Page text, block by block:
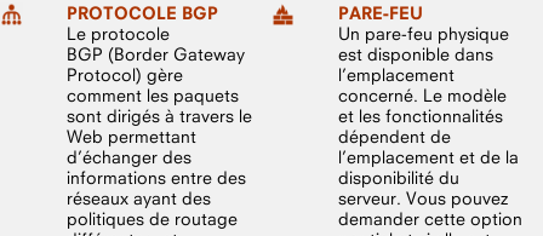
PROTOCOLE BGP
Le protocole
BGP (Border Gateway
Protocol) gère
comment les paquets
sont dirigés à travers le
Web permettant
d’échanger des
informations entre des
réseaux ayant des
politiques de routage
PARE-FEU
Un pare-feu physique
est disponible dans
l’emplacement
concerné. Le modèle
et les fonctionnalités
dépendent de
l’emplacement et de la
disponibilité du
serveur. Vous pouvez
demander cette option